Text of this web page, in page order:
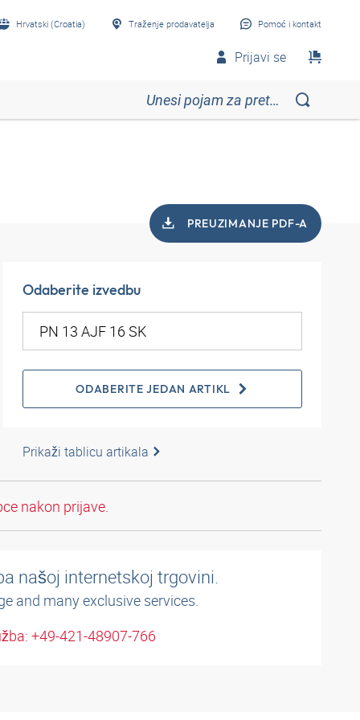
Hrvatski (Croatia) Traženje prodavatelja Pomoć i kontakt
Prijavi se
PREUZIMANJE PDF-A
Odaberite izvedbu
ODABERITE JEDAN ARTIKL
Prikaži tablicu artikala
nakon prijave.
našoj internetskoj trgovini.
and many exclusive services.
+49-421-48907-766